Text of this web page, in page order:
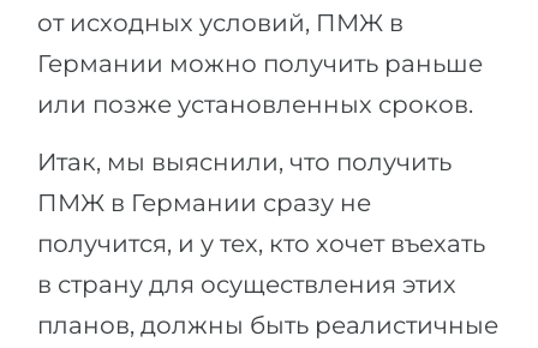
от исходных условий, ПМЖ в
Германии можно получить раньше
или позже установленных сроков.
Итак, мы выяснили, что получить
ПМЖ в Германии сразу не
получится, и у тех, кто хочет въехать
в страну для осуществления этих
планов, должны быть реалистичные